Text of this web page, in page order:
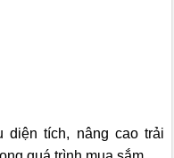
tích, nâng cao trải